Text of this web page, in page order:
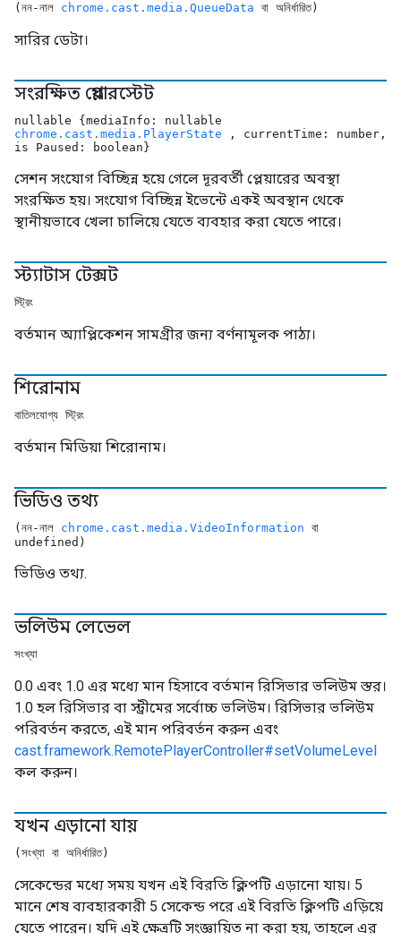
(নন-নাল chrome.cast.media.QueueData বা অনির্ধারিত)
সারির ডেটা।
সংরক্ষিত প্লেয়ারস্টেট
nullable {mediaInfo: nullable
chrome.cast.media.PlayerState , currentTime: number,
is Paused: boolean}
সেশন সংযোগ বিচ্ছিন্ন হয়ে গেলে দূরবর্তী প্লেয়ারের অবস্থা
সংরক্ষিত হয়। সংযোগ বিচ্ছিন্ন ইভেন্টে একই অবস্থান থেকে
স্থানীয়ভাবে খেলা চালিয়ে যেতে ব্যবহার করা যেতে পারে।
স্ট্যাটাস টেক্সট
স্ট্রিং
বর্তমান অ্যাপ্লিকেশন সামগ্রীর জন্য বর্ণনামূলক পাঠ্য।
শিরোনাম
বাতিলযোগ্য স্ট্রিং
বর্তমান মিডিয়া শিরোনাম।
ভিডিও তথ্য
(নন-নাল chrome.cast.media.VideoInformation বা
undefined)
ভিডিও তথ্য.
ভলিউম লেভেল
সংখ্যা
0.0 এবং 1.0 এর মধ্যে মান হিসাবে বর্তমান রিসিভার ভলিউম স্তর।
1.0 হল রিসিভার বা স্ট্রীমের সর্বোচ্চ ভলিউম। রিসিভার ভলিউম
পরিবর্তন করতে, এই মান পরিবর্তন করুন এবং
cast.framework.RemotePlayerController#setVolumeLevel
কল করুন।
যখন এড়ানো যায়
(সংখ্যা বা অনির্ধারিত)
সেকেন্ডের মধ্যে সময় যখন এই বিরতি ক্লিপটি এড়ানো যায়। 5
মানে শেষ ব্যবহারকারী 5 সেকেন্ড পরে এই বিরতি ক্লিপটি এড়িয়ে
যেতে পারেন। যদি এই ক্ষেত্রটি সংজ্ঞায়িত না করা হয়, তাহলে এর